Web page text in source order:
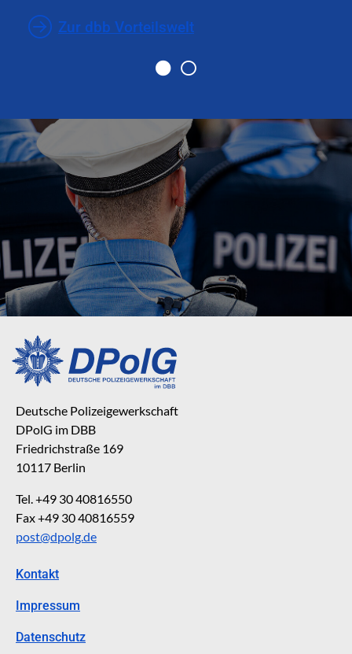
Zur dbb Vorteilswelt
Deutsche Polizeigewerkschaft
DPolG im DBB
Friedrichstraße 169
10117 Berlin
Tel. +49 30 40816550
Fax +49 30 40816559
post@dpolg.de
Kontakt
Impressum
Datenschutz